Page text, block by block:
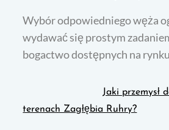
Wybór odpowiedniego węża
wydawać się prostym
bogactwo dostępnych na
Jaki przemysł
terenach Zagłębia Ruhry?